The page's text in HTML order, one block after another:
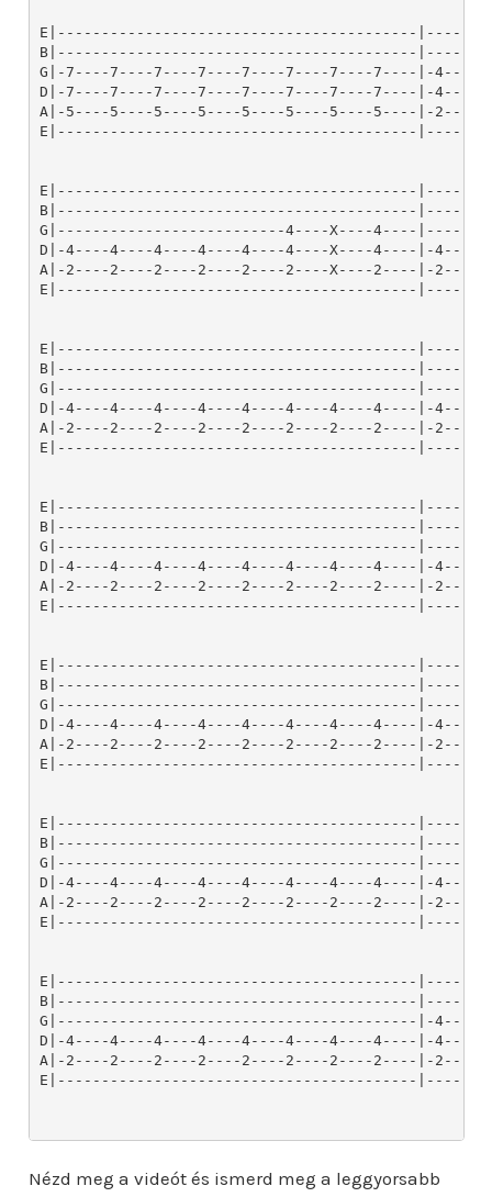
Nézd meg a videót és ismerd meg a leggyorsabb